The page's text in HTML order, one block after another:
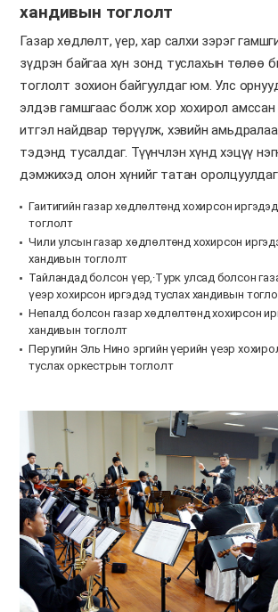
хандивын тоглолт
Газар хөдлөлт, үер, хар салхи зэрэг
зүдрэн байгаа хүн зонд туслахын төлөө
тоглолт зохион байгуулдаг юм. Улс
элдэв гамшгаас болж хор хохирол
итгэл найдвар төрүүлж, хэвийн
тэдэнд тусалдаг. Түүнчлэн хүнд хэцүү
дэмжихэд олон хүнийг татан
Гаитигийн газар хөдлөлтөнд хохирсон
тоглолт
Чили улсын газар хөдлөлтөнд хохирсон
хандивын тоглолт
Тайландад болсон үер,·Турк улсад болсон
үеэр хохирсон иргэдэд туслах хандивын
Непалд болсон газар хөдлөлтөнд хохирсон
хандивын тоглолт
Перугийн Эль Нино эргийн үерийн үеэр
туслах оркестрын тоглолт